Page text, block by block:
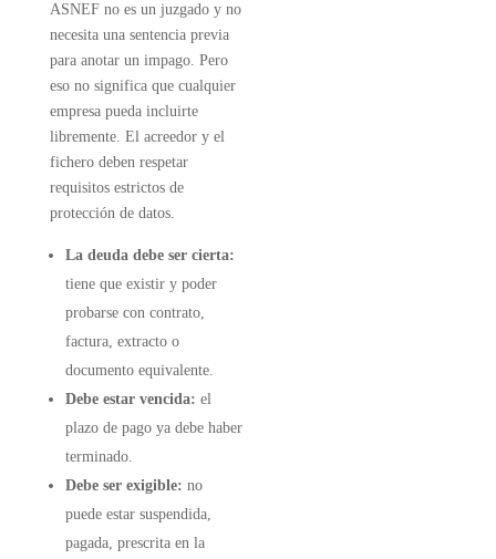
ASNEF no es un juzgado y no
necesita una sentencia previa
para anotar un impago. Pero
eso no significa que cualquier
empresa pueda incluirte
libremente. El acreedor y el
fichero deben respetar
requisitos estrictos de
protección de datos.
La deuda debe ser cierta:
tiene que existir y poder
probarse con contrato,
factura, extracto o
documento equivalente.
Debe estar vencida: el
plazo de pago ya debe haber
terminado.
Debe ser exigible: no
puede estar suspendida,
pagada, prescrita en la